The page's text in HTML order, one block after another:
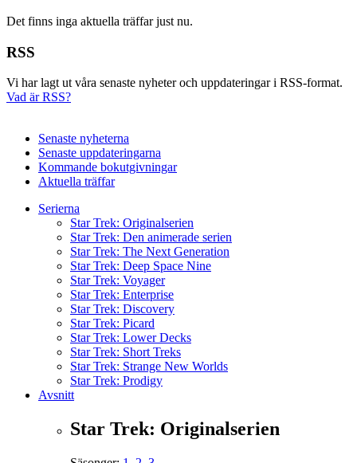
Det finns inga aktuella träffar just nu.
RSS
Vi har lagt ut våra senaste nyheter och uppdateringar i RSS-format.
Vad är RSS?
Senaste nyheterna
Senaste uppdateringarna
Kommande bokutgivningar
Aktuella träffar
Serierna
Star Trek: Originalserien
Star Trek: Den animerade serien
Star Trek: The Next Generation
Star Trek: Deep Space Nine
Star Trek: Voyager
Star Trek: Enterprise
Star Trek: Discovery
Star Trek: Picard
Star Trek: Lower Decks
Star Trek: Short Treks
Star Trek: Strange New Worlds
Star Trek: Prodigy
Avsnitt
Star Trek: Originalserien